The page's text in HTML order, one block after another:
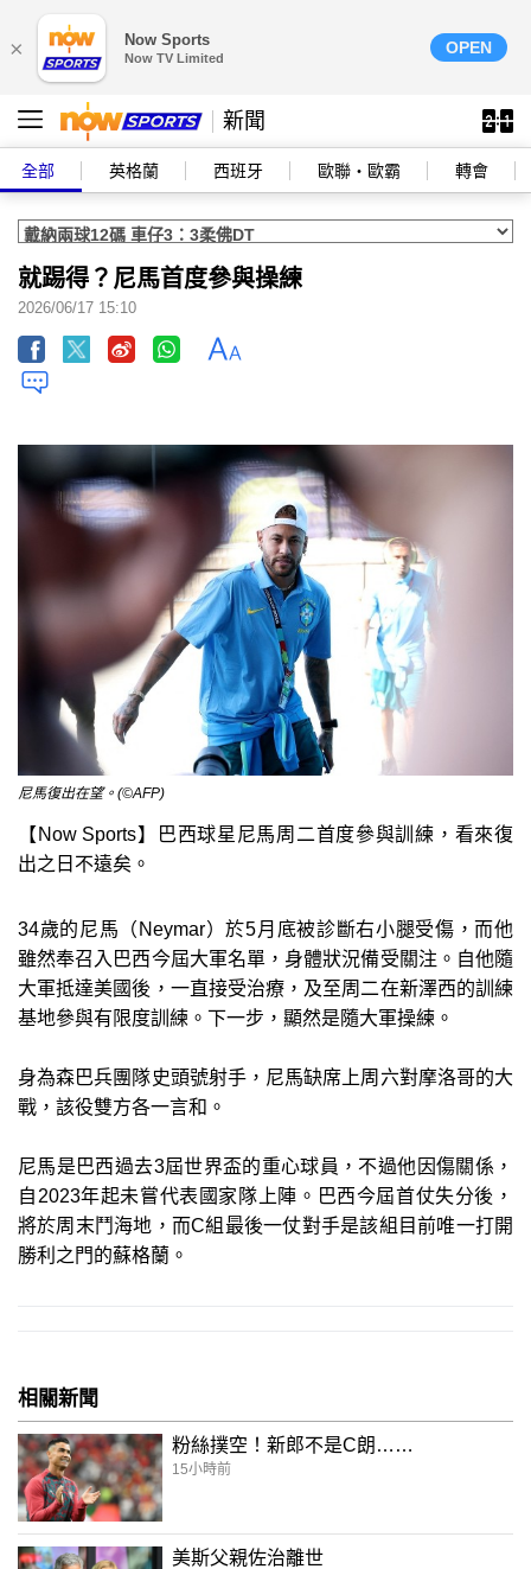
× Now Sports
Now TV Limited
OPEN
新聞
全部 英格蘭 西班牙 歐聯‧歐霸 轉會
就踢得？尼馬首度參與操練
2026/06/17 15:10
尼馬復出在望。(©AFP)
【Now Sports】巴西球星尼馬周二首度參與訓練，看來復
出之日不遠矣。
34歲的尼馬（Neymar）於5月底被診斷右小腿受傷，而他
雖然奉召入巴西今屆大軍名單，身體狀況備受關注。自他隨
大軍抵達美國後，一直接受治療，及至周二在新澤西的訓練
基地參與有限度訓練。下一步，顯然是隨大軍操練。
身為森巴兵團隊史頭號射手，尼馬缺席上周六對摩洛哥的大
戰，該役雙方各一言和。
尼馬是巴西過去3屆世界盃的重心球員，不過他因傷關係，
自2023年起未嘗代表國家隊上陣。巴西今屆首仗失分後，
將於周末鬥海地，而C組最後一仗對手是該組目前唯一打開
勝利之門的蘇格蘭。
相關新聞
粉絲撲空！新郎不是C朗……
15小時前
美斯父親佐治離世